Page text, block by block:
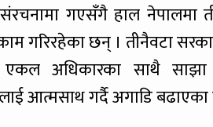
गएसँगै हाल नेपालमा
काम गरिरहेका छन् । तीनैवटा
अधिकारका साथै साझा
आत्मसाथ गर्दै अगाडि